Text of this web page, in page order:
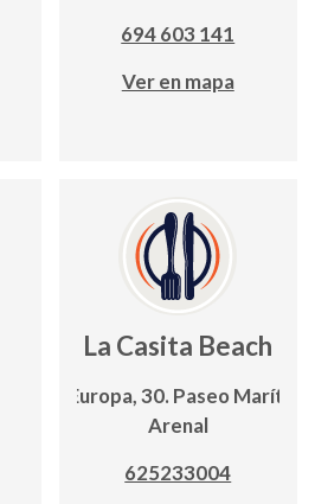
694 603 141
Ver en mapa
La Casita Beach
Av. Europa, 30. Paseo
Arenal
625233004